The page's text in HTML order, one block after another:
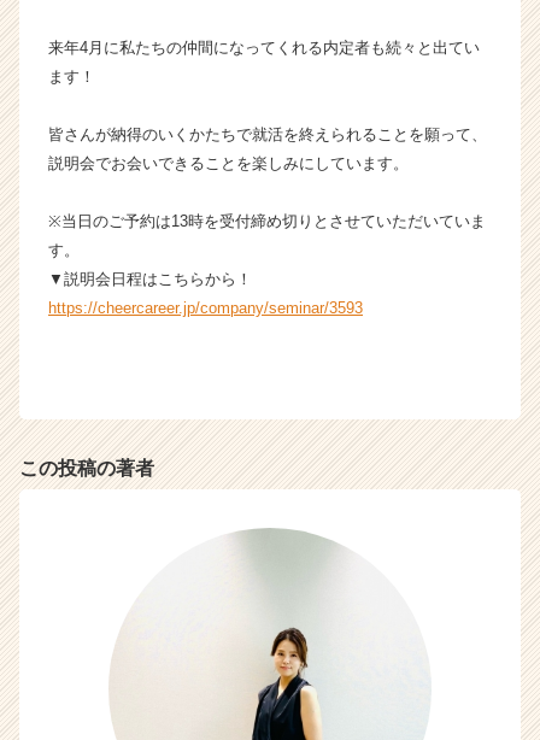
ウ
届
く
活
サ
ト
チ
h
来年4月に私たちの仲間になってくれる内定者も続々と出てい
ます！
皆さんが納得のいくかたちで就活を終えられることを願って、
説明会でお会いできることを楽しみにしています。
※当日のご予約は13時を受付締め切りとさせていただいていま
す。
▼説明会日程はこちらから！
https://cheercareer.jp/company/seminar/3593
この投稿の著者